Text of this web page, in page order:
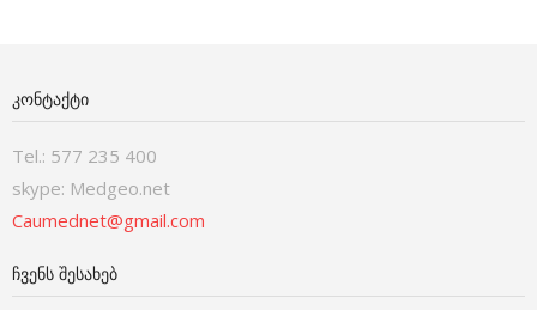
ᲙᲝᲜᲢᲐᲥᲢᲘ
Tel.: 577 235 400
skype: Medgeo.net
Caumednet@gmail.com
ᲩᲕᲔᲜᲡ ᲨᲔᲡᲐᲮᲔᲑ